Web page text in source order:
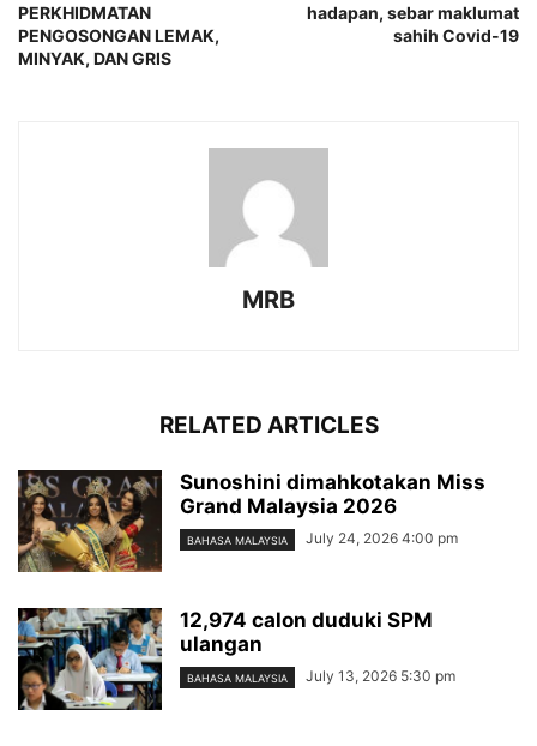
PERKHIDMATAN
PENGOSONGAN LEMAK,
MINYAK, DAN GRIS
hadapan, sebar maklumat
sahih Covid-19
MRB
RELATED ARTICLES
Sunoshini dimahkotakan Miss
Grand Malaysia 2026
BAHASA MALAYSIA July 24, 2026 4:00 pm
12,974 calon duduki SPM
ulangan
BAHASA MALAYSIA July 13, 2026 5:30 pm